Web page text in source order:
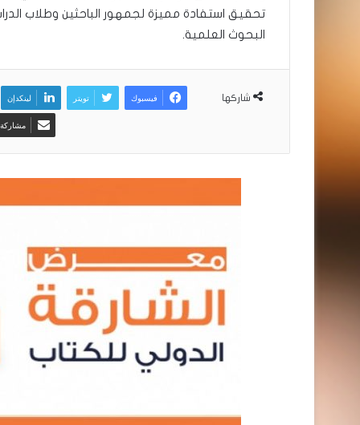
تحقيق استفادة مميزة لجمهور الباحثين وطلاب
البحوث العلمية.
شاركها فيسبوك تويتر لينكدإن
مشاركة